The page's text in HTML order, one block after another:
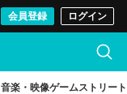
会員登録 ログイン
音楽・映像ゲームストリート